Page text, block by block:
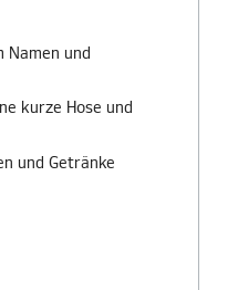
Namen und
kurze Hose und
und Getränke